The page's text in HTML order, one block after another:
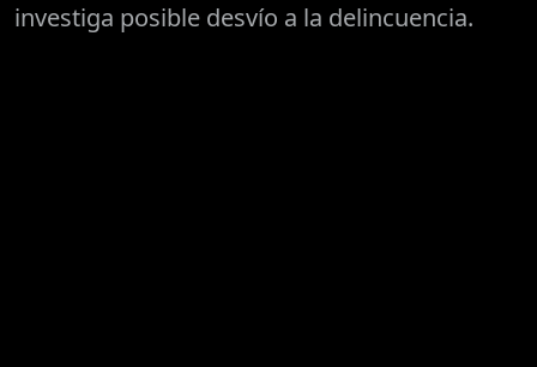
investiga posible desvío a la delincuencia.